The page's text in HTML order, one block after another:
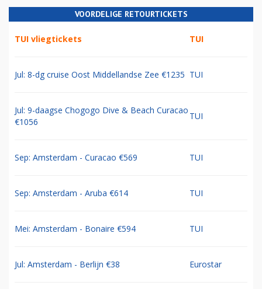
VOORDELIGE RETOURTICKETS
TUI vliegtickets TUI
Jul: 8-dg cruise Oost Middellandse Zee €1235 TUI
Jul: 9-daagse Chogogo Dive & Beach Curacao
€1056
TUI
Sep: Amsterdam - Curacao €569 TUI
Sep: Amsterdam - Aruba €614 TUI
Mei: Amsterdam - Bonaire €594 TUI
Jul: Amsterdam - Berlijn €38 Eurostar